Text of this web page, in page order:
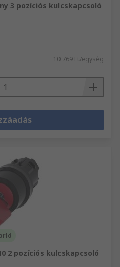
3 pozíciós kulcskapcsoló
10 769 Ft/egység
2 pozíciós kulcskapcsoló